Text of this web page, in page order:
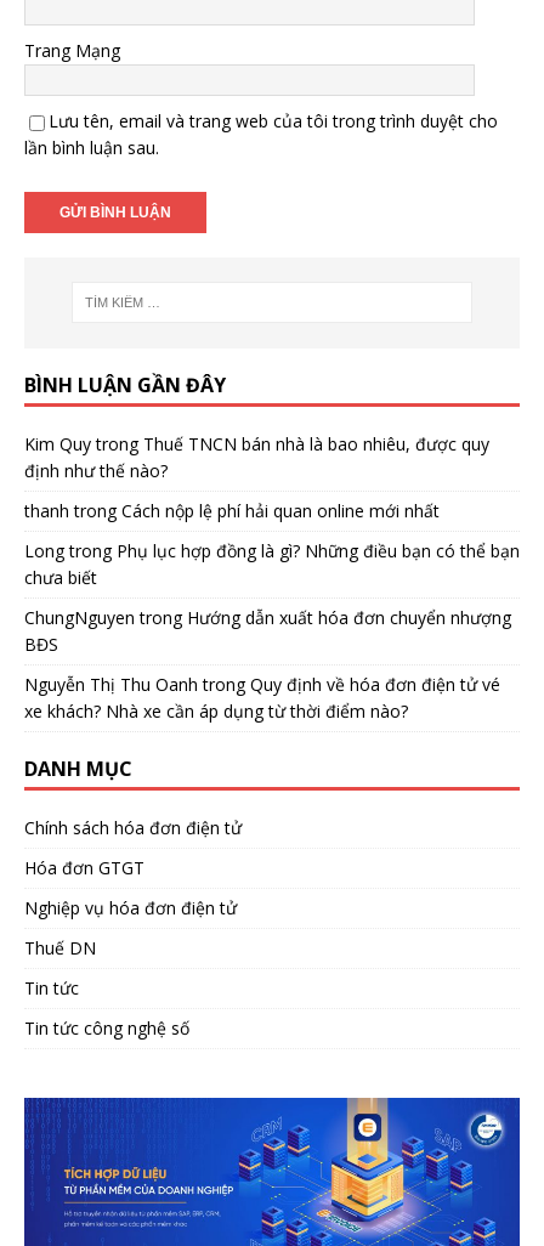
Trang Mạng
Lưu tên, email và trang web của tôi trong trình duyệt cho
lần bình luận sau.
BÌNH LUẬN GẦN ĐÂY
Kim Quytrong Thuế TNCN bán nhà là bao nhiêu, được quy
định như thế nào?
thanh trongCách nộp lệ phí hải quan online mới nhất
Longtrong Phụ lục hợp đồng là gì? Những điều bạn có thể bạn
chưa biết
ChungNguyen trong Hướng dẫn xuất hóa đơn chuyển nhượng
BĐS
Nguyễn Thị Thu Oanh trongQuy định về hóa đơn điện tử vé
xe khách? Nhà xe cần áp dụng từ thời điểm nào?
DANH MỤC
Chính sách hóa đơn điện tử
Hóa đơn GTGT
Nghiệp vụ hóa đơn điện tử
Thuế DN
Tin tức
Tin tức công nghệ số